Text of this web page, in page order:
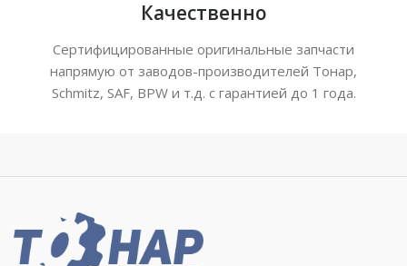
Качественно
Сертифицированные оригинальные запчасти
напрямую от заводов-производителей Тонар,
Schmitz, SAF, BPW и т.д. с гарантией до 1 года.